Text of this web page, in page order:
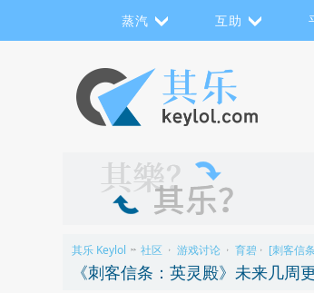
蒸汽 互助
其乐 Keylol >> 社区 › 游戏讨论 › 育碧 › [刺客信
《刺客信条：英灵殿》未来几周